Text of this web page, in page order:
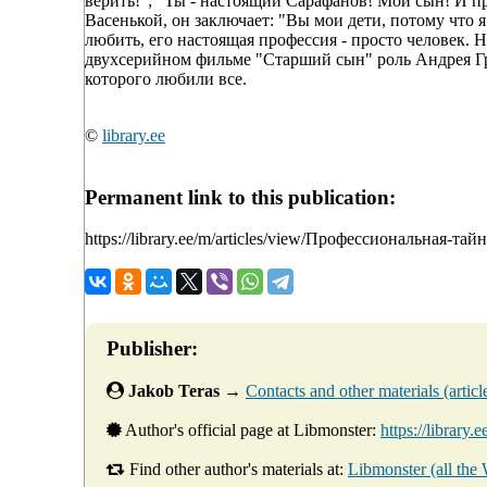
Васенькой, он заключает: "Вы мои дети, потому что
любить, его настоящая профессия - просто человек.
двухсерийном фильме "Старший сын" роль Андрея
которого любили все.
© library.ee
Permanent link to this publication:
https://library.ee/m/articles/view/Профессиональная-
Publisher:
Jakob Teras → Contacts and other materials
Author's official page at Libmonster: https://
Find other author's materials at: Libmonster (all the